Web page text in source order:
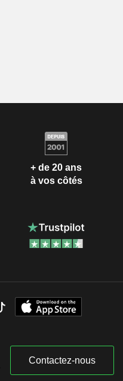
+ de 20 ans
à vos côtés
Contactez-nous